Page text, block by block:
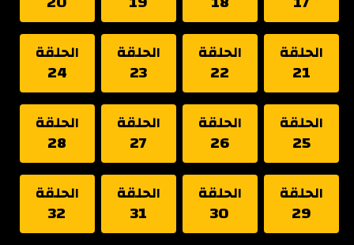
الحلقة
21
الحلقة
22
الحلقة
23
الحلقة
24
الحلقة
25
الحلقة
26
الحلقة
27
الحلقة
28
الحلقة
29
الحلقة
30
الحلقة
31
الحلقة
32